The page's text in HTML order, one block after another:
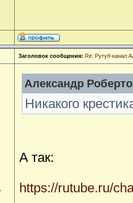
Заголовок сообщения: Re: Рутуб-канал
Александр
Никакого
А так:
https://rutube.ru/